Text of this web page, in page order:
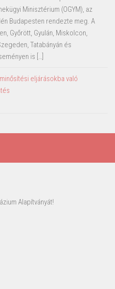
Minisztérium (OGYM), az
Budapesten rendezte meg. A
Győrött, Gyulán, Miskolcon,
Tatabányán és
is […]
eljárásokba való
Alapítványát!